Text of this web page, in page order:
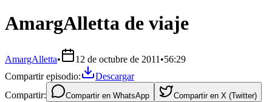
AmargAlletta de viaje
AmargAlletta• 12 de octubre de 2011 •56:29
Compartir episodio:
Descargar
Compartir:
Compartir en WhatsApp Compartir en X (Twitter)